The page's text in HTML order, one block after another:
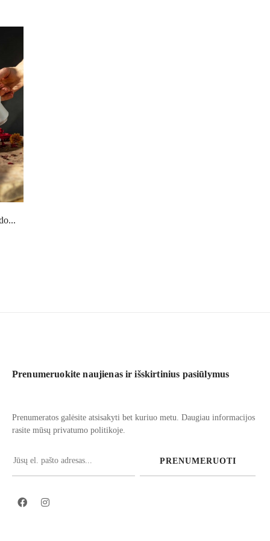
Prenumeruokite naujienas ir išskirtinius pasiūlymus
Prenumeratos galėsite atsisakyti bet kuriuo metu. Daugiau informacijos
rasite mūsų privatumo politikoje.
PRENUMERUOTI
Facebook